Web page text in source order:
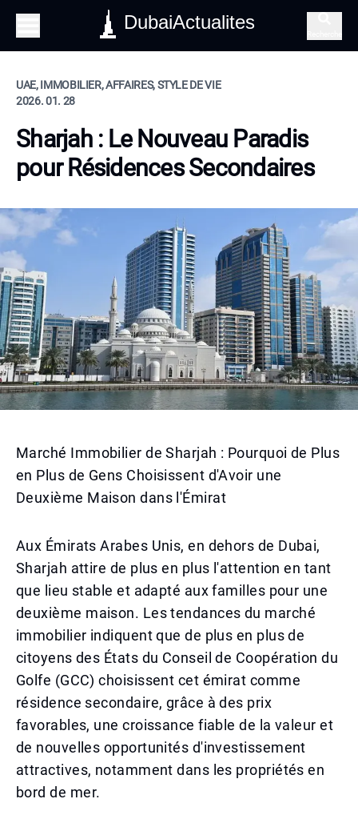
DubaiActualites
UAE, IMMOBILIER, AFFAIRES, STYLE DE VIE
2026. 01. 28
Sharjah : Le Nouveau Paradis
pour Résidences Secondaires
Marché Immobilier de Sharjah : Pourquoi de Plus
en Plus de Gens Choisissent d'Avoir une
Deuxième Maison dans l'Émirat
Aux Émirats Arabes Unis, en dehors de Dubai,
Sharjah attire de plus en plus l'attention en tant
que lieu stable et adapté aux familles pour une
deuxième maison. Les tendances du marché
immobilier indiquent que de plus en plus de
citoyens des États du Conseil de Coopération du
Golfe (GCC) choisissent cet émirat comme
résidence secondaire, grâce à des prix
favorables, une croissance fiable de la valeur et
de nouvelles opportunités d'investissement
attractives, notamment dans les propriétés en
bord de mer.